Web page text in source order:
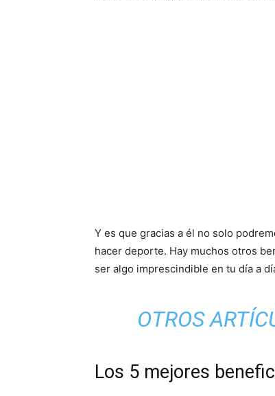
Y es que gracias a él no solo
hacer deporte. Hay muchos otros
ser algo imprescindible en tu día a
OTROS
Los 5 mejores